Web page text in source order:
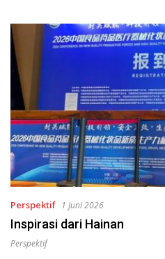
Perspektif 1 Juni 2026
Inspirasi dari Hainan
Perspektif